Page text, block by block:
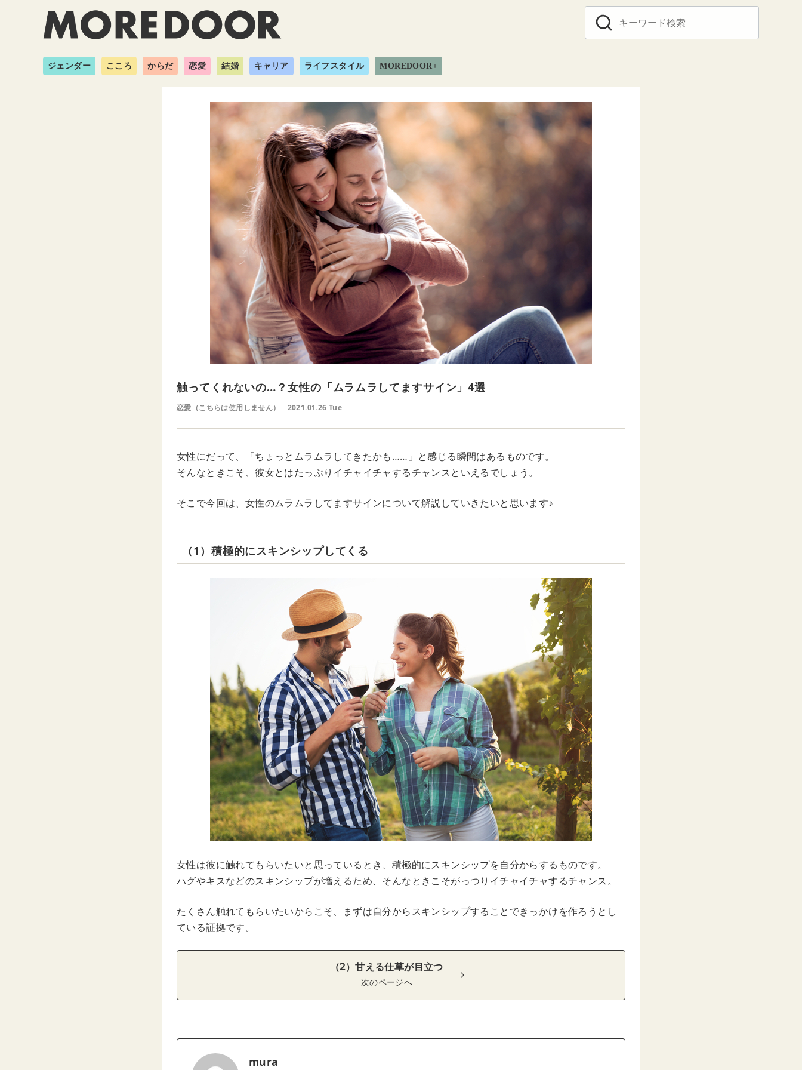
ジェンダー こころ からだ 恋愛 結婚 キャリア ライフスタイル MOREDOOR+
触ってくれないの…？女性の「ムラムラしてますサイン」4選
恋愛（こちらは使用しません） 2021.01.26 Tue
女性にだって、「ちょっとムラムラしてきたかも……」と感じる瞬間はあるものです。
そんなときこそ、彼女とはたっぷりイチャイチャするチャンスといえるでしょう。
そこで今回は、女性のムラムラしてますサインについて解説していきたいと思います♪
（1）積極的にスキンシップしてくる
女性は彼に触れてもらいたいと思っているとき、積極的にスキンシップを自分からするものです。
ハグやキスなどのスキンシップが増えるため、そんなときこそがっつりイチャイチャするチャンス。
たくさん触れてもらいたいからこそ、まずは自分からスキンシップすることできっかけを作ろうとし
ている証拠です。
（2）甘える仕草が目立つ
次のページへ
mura